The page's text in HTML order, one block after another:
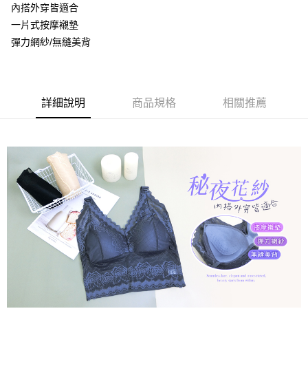
醒簡訊。
2.透過簡訊連結打開帳單後，可選擇「超商條碼／台灣大直營門市／銀行轉
帳／街口支付／iPASS MONEY」等通路繳費。
2.基於同意付款使用「大哥付你分期」之契約關係目的，商店將以您的個人
資料（包含姓名、電話或地址）提供予台灣大哥大進項蒐集、處理及利用，
１．於結帳方式選擇「AFTEE先享後付」後，將跳轉至「AFTEE先享後付」
結帳頁面，進行簡訊認證並確認金額後，即可完成結帳。
２．訂單成立數日內，您將收到繳費通知簡訊。
３．收到繳費通知簡訊後14天內，點擊此簡訊中的連結，可透過四大超商／
後付繳納相關費用。
※ 交易是否成功請以「AFTEE先享後付 」之結帳頁面顯示為準，若有關於
【注意事項】
１．透過由恩沛科技股份有限公司提供之「AFTEE先享後付」服務完成之交
易，需依本服務之必要範圍內提供個人資料，並將交易相關給付款項請求債
權轉讓予恩沛科技股份有限公司。
２．關於個人資料處理事宜，請瀏覽以下網址：
https://aftee.tw/terms/#terms3
３．未成年的使用者請事先徵得法定代理人或監護人之同意方可使用
「AFTEE先享後付」，若未經同意申辦者引起之損失，本公司不負相關責
４．使用「AFTEE先享後付」時，將依據個別帳號之用戶狀況，依本公司即
時審查核予不同之上限額度；若仍有額度不足之情形，本公司將視審查結果
請求用戶進行身份認證。
５．嚴禁一人註冊多個帳號或使用他人資訊註冊。若發現惡意使用之情形，
運送方式
全家取貨付款
每筆NT$80，滿NT$499(含以上)免運費
每筆NT$80，滿NT$799(含以上)免運費
付款後萊爾富取貨
每筆NT$80，滿NT$799(含以上)免運費
7-11取貨付款
每筆NT$80，滿NT$799(含以上)免運費
每筆NT$80，滿NT$799(含以上)免運費
7-11取貨(快速到店)
內搭外穿皆適合
一片式按摩襯墊
彈力網紗/無縫美背
詳細說明 商品規格 相關推薦